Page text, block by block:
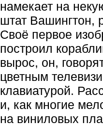
намекает на
штат Вашингтон,
Своё первое
построил
вырос, он,
цветным
клавиатурой.
и, как многие
на виниловых